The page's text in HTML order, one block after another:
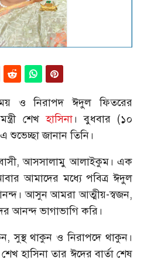
ও নিরাপদ ঈদুল ফিতরের
শেখহাসিনা। বুধবার (১০
শুভেচ্ছা জানান তিনি।
আসসালামু আলাইকুম। এক
আমাদের মধ্যে পবিত্র ঈদুল
আসুন আমরা আত্মীয়-স্বজন,
আনন্দ ভাগাভাগি করি।
সুস্থ থাকুন ও নিরাপদে থাকুন।
হাসিনা তার ঈদের বার্তা শেষ